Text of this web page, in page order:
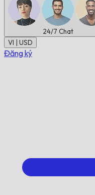
24/7 Chat
VI | USD
Đăng ký